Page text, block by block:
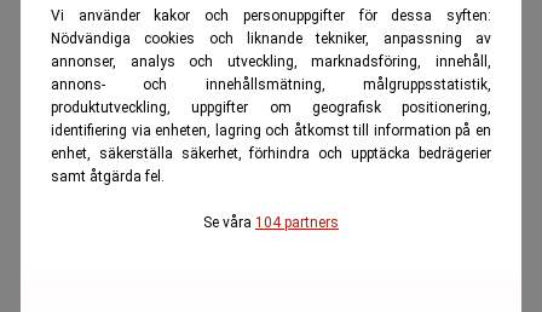
Vi använder kakor och personuppgifter för dessa syften:
Nödvändiga cookies och liknande tekniker, anpassning av
annonser, analys och utveckling, marknadsföring, innehåll,
annons- och innehållsmätning, målgruppsstatistik,
produktutveckling, uppgifter om geografisk positionering,
identifiering via enheten, lagring och åtkomst till information på en
enhet, säkerställa säkerhet, förhindra och upptäcka bedrägerier
samt åtgärda fel.
Se våra 104 partners